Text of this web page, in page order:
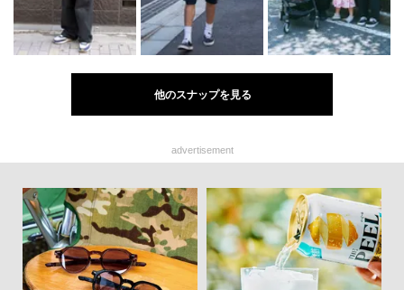
他のスナップを見る
advertisement